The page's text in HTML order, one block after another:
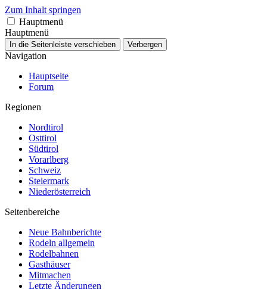
Zum Inhalt springen
Hauptmenü
Hauptmenü
In die Seitenleiste verschieben Verbergen
Navigation
Hauptseite
Forum
Regionen
Nordtirol
Osttirol
Südtirol
Vorarlberg
Schweiz
Steiermark
Niederösterreich
Seitenbereiche
Neue Bahnberichte
Rodeln allgemein
Rodelbahnen
Gasthäuser
Mitmachen
Letzte Änderungen